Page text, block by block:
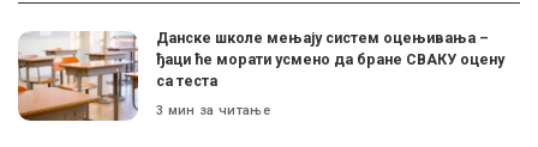
Данске школе мењају систем оцењивања –
ђаци ће морати усмено да бране СВАКУ оцену
са теста
3 мин за читање